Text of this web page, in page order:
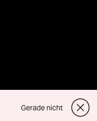
Gerade nicht